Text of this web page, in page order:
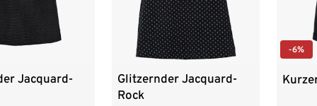
Jacquard-
Glitzernder Jacquard-
Rock
-6%